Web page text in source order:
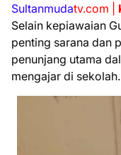
Sultanmudatv.com |
Selain kepiawaian
penting sarana dan
penunjang utama
mengajar di sekolah.